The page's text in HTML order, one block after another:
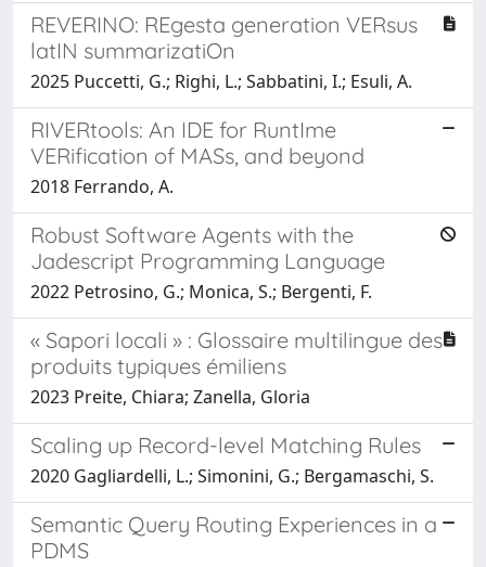
REVERINO: REgesta generation VERsus
latIN summarizatiOn
2025 Puccetti, G.; Righi, L.; Sabbatini, I.; Esuli, A.
RIVERtools: An IDE for RuntIme
VERification of MASs, and beyond
2018 Ferrando, A.
Robust Software Agents with the
Jadescript Programming Language
2022 Petrosino, G.; Monica, S.; Bergenti, F.
« Sapori locali » : Glossaire multilingue des
produits typiques émiliens
2023 Preite, Chiara; Zanella, Gloria
Scaling up Record-level Matching Rules
2020 Gagliardelli, L.; Simonini, G.; Bergamaschi, S.
Semantic Query Routing Experiences in a
PDMS